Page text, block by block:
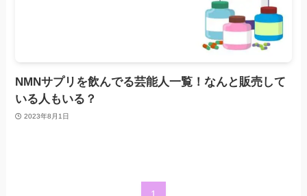
NMNサプリを飲んでる芸能人一覧！なんと販売して
いる人もいる？
2023年8月1日